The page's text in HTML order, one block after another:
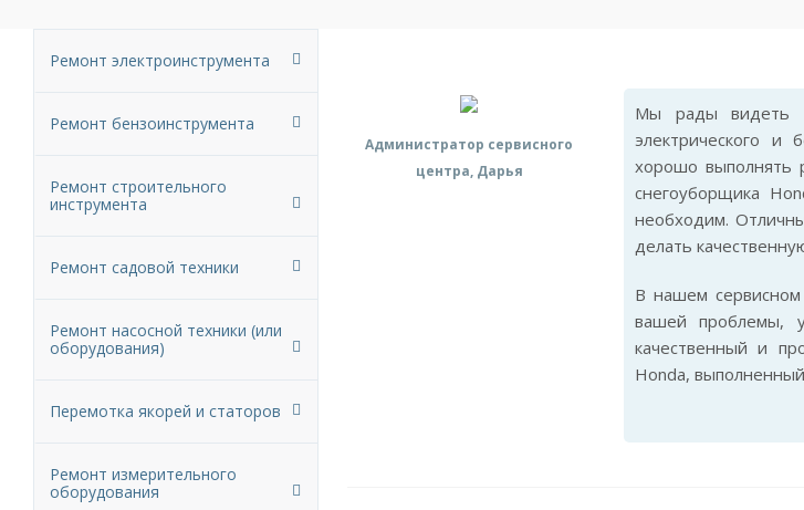
Администратор сервисного
центра, Дарья
Мы рады видеть
электрического и
хорошо выполнять
снегоуборщика
необходим.
делать
В нашем
вашей проблемы,
качественный и
Honda,
Ремонт электроинструмента
Ремонт бензоинструмента
Ремонт строительного
инструмента
Ремонт садовой техники
Ремонт насосной техники (или
оборудования)
Перемотка якорей и статоров
Ремонт измерительного
оборудования